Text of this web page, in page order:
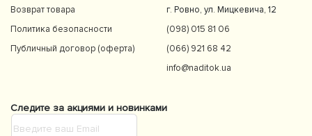
Возврат товара
Политика безопасности
Публичный договор (оферта)
г. Ровно, ул. Мицкевича, 12
(098) 015 81 06
(066) 921 68 42
info@naditok.ua
Следите за акциями и новинками